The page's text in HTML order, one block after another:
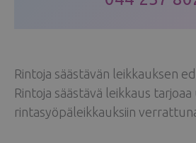
Rintoja säästävän leikkauksen
Rintoja säästävä leikkaus
rintasyöpäleikkauksiin